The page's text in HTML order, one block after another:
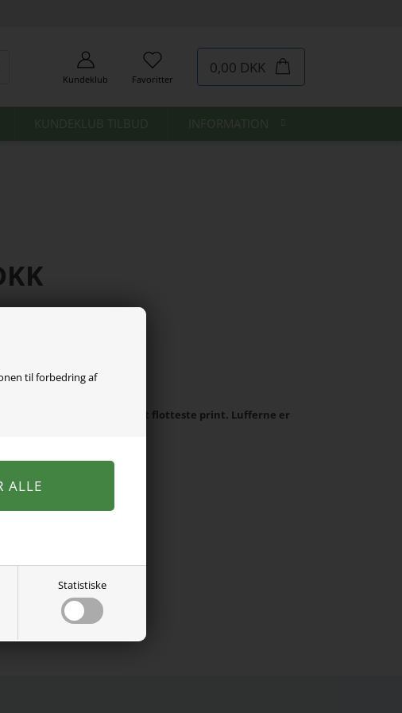
til forbedring af
Statistiske
Kundeklub Favoritter
0,00 DKK
KUNDEKLUB TILBUD INFORMATION
udsolgt
fra Swim Essentials i det flotteste print. Lufferne er
opsyn.